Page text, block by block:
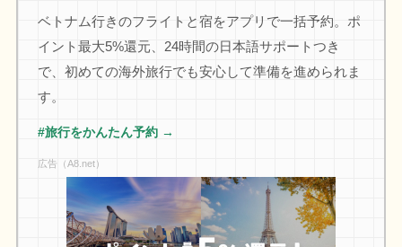
ベトナム行きのフライトと宿をアプリで一括予約。ポ
イント最大5%還元、24時間の日本語サポートつき
で、初めての海外旅行でも安心して準備を進められま
す。
#旅行をかんたん予約 →
広告（A8.net）